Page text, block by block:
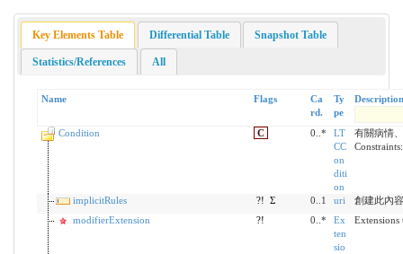
Key Elements Table Differential Table Snapshot Table
Statistics/References All
Name Flags
Ca
rd.
Ty
pe
Condition C 0..*
LT
CC
on
diti
on
有關病情
implicitRules ?! Σ 0..1 uri
創建此內
modifierExtension
?! 0..*
Ex
ten
sio
Extensions